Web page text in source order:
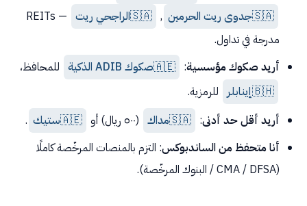
🇸🇦جدوى ريت الحرمين ,
🇸🇦الراجحي ريت
— REITs
مدرجة في تداول.
أريد صكوك مؤسسية:
🇦🇪صكوك ADIB الذكية
للمحافظ،
🇧🇭إينابلر للرمزية.
أريد أقل حد أدنى:
🇸🇦مداك (٥٠٠ ريال) أو 🇦🇪ستيك .
أنا متحفظ من الساندبوكس: التزم بالمنصات المرخّصة كاملًا
(CMA / DFSA / البنوك المرخّصة).